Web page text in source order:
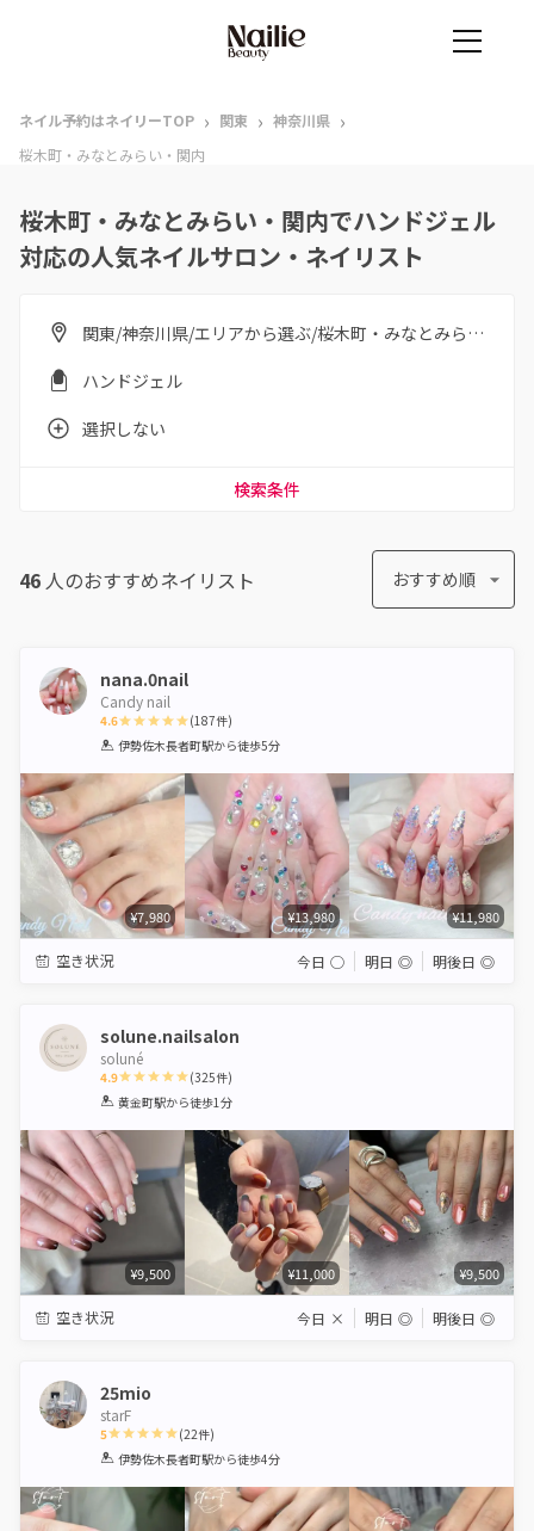
ネイル予約はネイリーTOP › 関東 › 神奈川県 ›
桜木町・みなとみらい・関内
桜木町・みなとみらい・関内でハンドジェル
対応の人気ネイルサロン・ネイリスト
関東/神奈川県/エリアから選ぶ/桜木町・みなとみらい・関内
ハンドジェル
選択しない
検索条件
46 人のおすすめネイリスト おすすめ順
nana.0nail
Candy nail
4.6
1 2 3 4 5
(187件)
伊勢佐木長者町駅から徒歩5分
¥7,980 ¥13,980 ¥11,980
空き状況 今日 ◯ 明日 ◎ 明後日 ◎
solune.nailsalon
soluné
4.9
1 2 3 4 5
(325件)
黄金町駅から徒歩1分
¥9,500 ¥11,000 ¥9,500
空き状況 今日 × 明日 ◎ 明後日 ◎
25mio
starF
5
1 2 3 4 5
(22件)
伊勢佐木長者町駅から徒歩4分